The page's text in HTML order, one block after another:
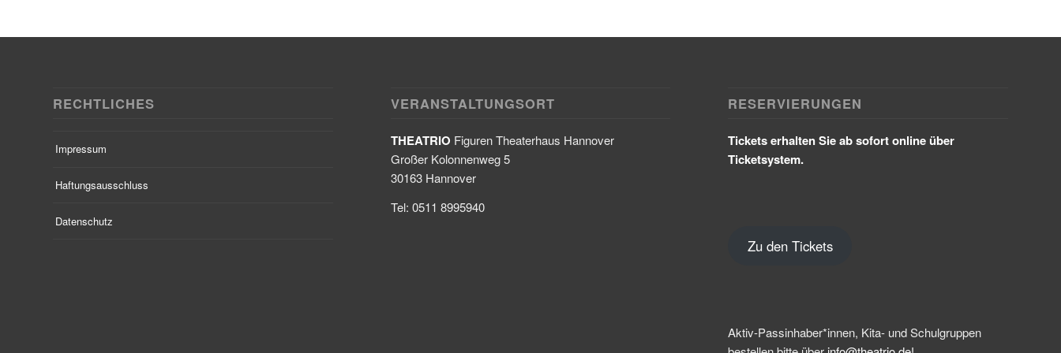
RECHTLICHES
Impressum
Haftungsausschluss
Datenschutz
VERANSTALTUNGSORT
THEATRIO Figuren Theaterhaus Hannover
Großer Kolonnenweg 5
30163 Hannover
Tel: 0511 8995940
RESERVIERUNGEN
Tickets erhalten Sie ab sofort online über
Ticketsystem.
Zu den Tickets
Aktiv-Passinhaber*innen, Kita- und Schulgruppen